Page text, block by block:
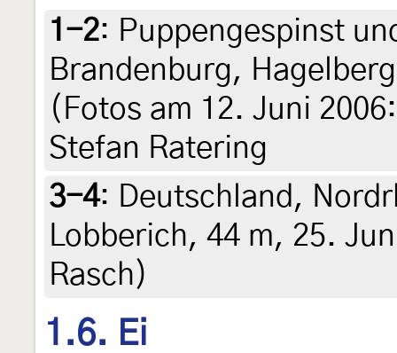
1-2: Puppengespinst
Brandenburg,
(Fotos am 12. Juni
Stefan Ratering
3-4: Deutschland,
Lobberich, 44 m, 25.
Rasch)
1.6. Ei